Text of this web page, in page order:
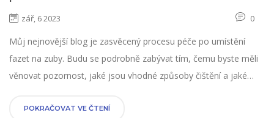
zář, 6 2023 0
Můj nejnovější blog je zasvěcený procesu péče po umístění
fazet na zuby. Budu se podrobně zabývat tím, čemu byste měli
věnovat pozornost, jaké jsou vhodné způsoby čištění a jaké
můj příspěvek vám poskytne cenné informace a přispěje k
POKRAČOVAT VE ČTENÍ